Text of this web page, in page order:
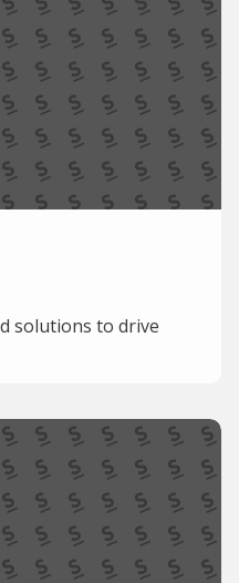
solutions to drive